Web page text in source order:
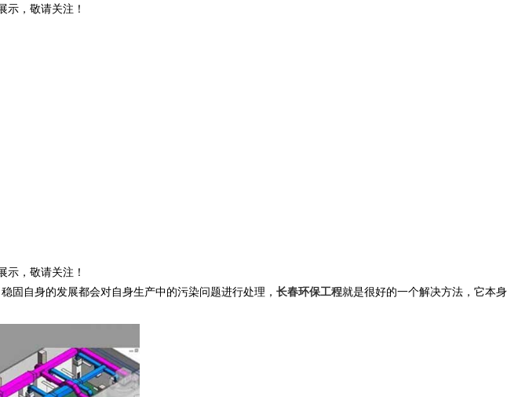
示，敬请关注！
示，敬请关注！
固自身的发展都会对自身生产中的污染问题进行处理， 长春环保工程就是很好的一个解决方法，它本身